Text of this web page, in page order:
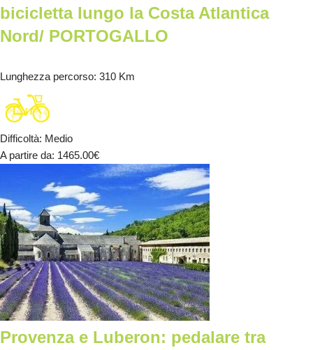
bicicletta lungo la Costa Atlantica
Nord/ PORTOGALLO
Lunghezza percorso: 310 Km
Difficoltà: Medio
A partire da: 1465.00€
Provenza e Luberon: pedalare tra